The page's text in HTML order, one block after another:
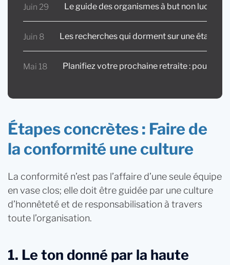
Juin 29 Le guide des organismes à but non
Juin 8 Les recherches qui dorment sur une
Mai 18 Planifiez votre prochaine retraite : pourquoi
Étapes concrètes : Faire de
la conformité une culture
La conformité n’est pas l’affaire d’une seule équipe
en vase clos; elle doit être guidée par une culture
d’honnêteté et de responsabilisation à travers
toute l’organisation.
1. Le ton donné par la haute